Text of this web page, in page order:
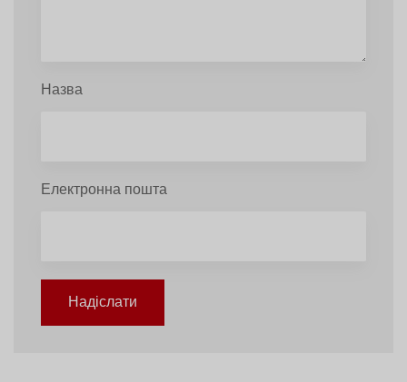
Назва
Електронна пошта
Надіслати